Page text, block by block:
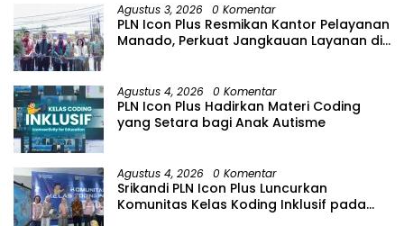
Agustus 3, 2026 0 Komentar
PLN Icon Plus Resmikan Kantor Pelayanan
Manado, Perkuat Jangkauan Layanan di
Agustus 4, 2026 0 Komentar
PLN Icon Plus Hadirkan Materi Coding
yang Setara bagi Anak Autisme
Agustus 4, 2026 0 Komentar
Srikandi PLN Icon Plus Luncurkan
Komunitas Kelas Koding Inklusif pada